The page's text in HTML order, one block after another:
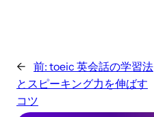
← 前: toeic 英会話の学習法
とスピーキング力を伸ばす
コツ